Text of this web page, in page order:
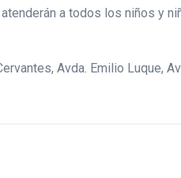
a todos los niños y
Avda. Emilio Luque,